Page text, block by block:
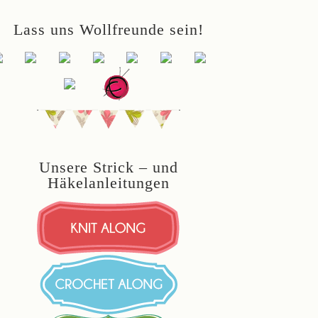
Lass uns Wollfreunde sein!
Unsere Strick – und
Häkelanleitungen